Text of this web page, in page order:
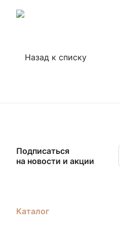
Назад к списку
Подписаться
на новости и акции
Каталог